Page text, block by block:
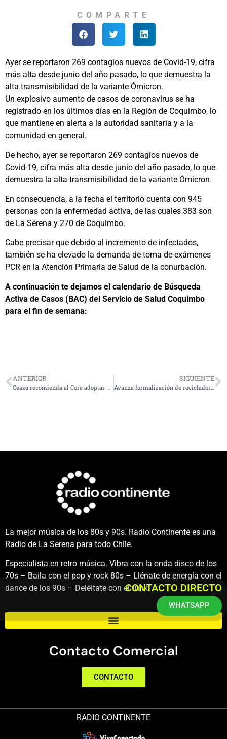
COMPARTE
Ayer se reportaron 269 contagios nuevos de Covid-19, cifra
más alta desde junio del año pasado, lo que demuestra la
alta transmisibilidad de la variante Ómicron.
Un explosivo aumento de casos de coronavirus se ha
registrado en los últimos días en la Región de Coquimbo, lo
que mantiene en alerta a la autoridad sanitaria y a la
comunidad en general.
De hecho, ayer se reportaron 269 contagios nuevos de
Covid-19, cifra más alta desde junio del año pasado, lo que
demuestra la alta transmisibilidad de la variante Ómicron.
En consecuencia, a la fecha el territorio cuenta con 945
personas con la enfermedad activa, de las cuales 383 son
de La Serena y 270 de Coquimbo.
Cabe precisar que debido al incremento de infectados,
también se ha elevado la demanda de toma de exámenes
PCR en la Atención Primaria de Salud de la conurbación.
A continuación te dejamos el calendario de Búsqueda
Activa de Casos (BAC) del Servicio de Salud Coquimbo
para el fin de semana:
ANTERIOR SIGUIENTE
Avanza formalización de recicladores de base de La Serena
La mejor música de los 80s y 90s. Radio Continente es una
Radio de La Serena para todo Chile.
Especialista en retro música. Vibra con la onda disco de los
70s – Baila con el pop y rock 80s – Llénate de energía con el
dance de los 90s – Deléitate con el funk.
Contacto Comercial
CONTACTO
RADIO CONTINENTE
CONTACTO DIRECTO
WHATSAPP